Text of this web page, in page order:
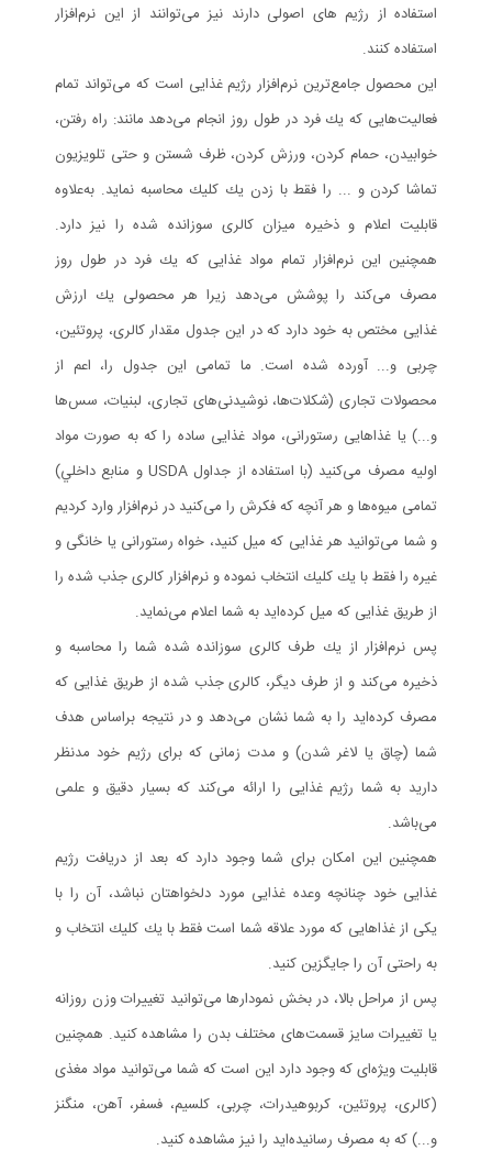
استفاده از رژیم های اصولی دارند نیز می‌توانند از این نرم‌افزار
استفاده کنند.
اين محصول جامع‌ترين نرم‌افزار رژيم غذايی است كه می‌تواند تمام
فعاليت‌هايی كه يك فرد در طول روز انجام می‌دهد مانند: راه رفتن،
خوابيدن، حمام كردن، ورزش كردن، ظرف شستن و حتی تلويزيون
تماشا كردن و ... را فقط با زدن يك كليك محاسبه نمايد. به‌علاوه
قابليت اعلام و ذخيره ميزان كالری سوزانده شده را نيز دارد.
همچنين اين نرم‌افزار تمام مواد غذايی كه يك فرد در طول روز
مصرف می‌كند را پوشش می‌دهد زيرا هر محصولی يك ارزش
غذايی مختص به خود دارد كه در اين جدول مقدار كالری، پروتئين،
چربی و... آورده شده است. ما تمامی اين جدول را، اعم از
محصولات تجاری (شكلات‌ها، نوشيدنی‌های تجاری، لبنيات، سس‌ها
و...) يا غذاهايی رستورانی، مواد غذايی ساده را كه به صورت مواد
اوليه مصرف می‌كنيد (با استفاده از جداول USDA و منابع داخلي)
تمامی ميوه‌ها و هر آنچه كه فكرش را می‌كنيد در نرم‌افزار وارد كرديم
و شما می‌توانيد هر غذايی كه ميل كنيد، خواه رستورانی يا خانگی و
غيره را فقط با يك كليك انتخاب نموده و نرم‌افزار كالری جذب شده را
از طريق غذايی كه ميل كرده‌ايد به شما اعلام می‌نمايد.
پس نرم‌افزار از يك طرف كالری سوزانده شده شما را محاسبه و
ذخيره می‌كند و از طرف ديگر، كالری جذب شده از طريق غذايی كه
مصرف كرده‌ايد را به شما نشان می‌دهد و در نتيجه براساس هدف
شما (چاق يا لاغر شدن) و مدت زمانی كه برای رژيم خود مدنظر
داريد به شما رژيم غذايی را ارائه می‌كند كه بسيار دقيق و علمی
می‌باشد.
همچنين اين امكان برای شما وجود دارد كه بعد از دريافت رژيم
غذايی خود چنانچه وعده غذايی مورد دلخواهتان نباشد، آن را با
يكی از غذاهايی كه مورد علاقه شما است فقط با يك كليك انتخاب و
به راحتی آن را جايگزين كنيد.
پس از مراحل بالا، در بخش نمودارها می‌توانيد تغييرات وزن روزانه
يا تغييرات سایز قسمت‌های مختلف بدن را مشاهده كنيد. همچنين
قابليت ويژه‌ای كه وجود دارد اين است كه شما می‌توانيد مواد مغذی
(كالری، پروتئين، كربوهيدرات‌، چربی، كلسيم، فسفر، آهن، منگنز
و...) كه به مصرف رسانيده‌ايد را نيز مشاهده كنيد.